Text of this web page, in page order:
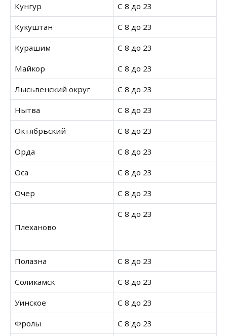
Кунгур С 8 до 23
Кукуштан С 8 до 23
Курашим С 8 до 23
Майкор С 8 до 23
Лысьвенский округ С 8 до 23
Нытва С 8 до 23
Октябрьский С 8 до 23
Орда С 8 до 23
Оса С 8 до 23
Очер С 8 до 23
Плеханово
С 8 до 23
Полазна С 8 до 23
Соликамск С 8 до 23
Уинское С 8 до 23
Фролы С 8 до 23